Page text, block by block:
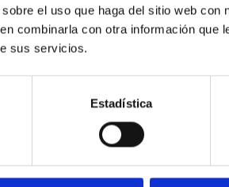
el uso que haga del sitio web con
combinarla con otra información que
sus servicios.
Estadística